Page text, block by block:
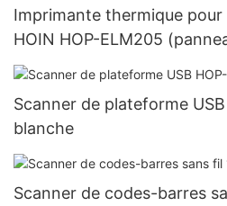
Imprimante thermique
HOIN HOP-ELM205
Scanner de plateforme
blanche
Scanner de codes-barres